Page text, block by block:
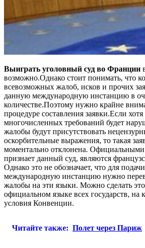
Выиграть уголовный суд во Франции
возможно.Однако стоит понимать, что
всевозможных жалоб, исков и прочих
данную международную инстанцию в
количестве.Поэтому нужно крайне
процедуре составления заявки.Если
многочисленных требований будет
жалобы будут присутствовать
оскорбительные выражения, то такая
моментально отклонена.
признает данный суд, являются
Однако это не обозначает, что для
международную инстанцию нужно
жалобы на эти языки. Можно сделать
официальном языке всех государств, на
условия Конвенции.
Читайте также: Полет через Париж